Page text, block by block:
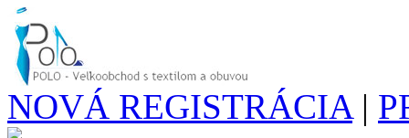
NOVÁ REGISTRÁCIA|